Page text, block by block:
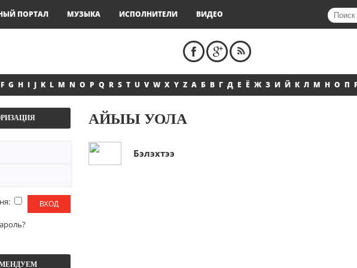
ПОРТАЛ МУЗЫКА ИСПОЛНИТЕЛИ ВИДЕО
F G H I J K L M N O P Q R S T U V W X Y Z А Б В Г Д Е Ё Ж З И Й К Л М Н О П
АЙЫЫ УОЛА
Бэлэхтээ